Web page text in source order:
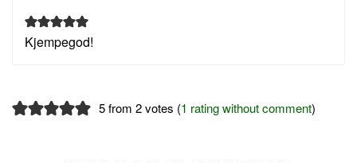
Kjempegod!
5 from 2 votes (1 rating without comment)